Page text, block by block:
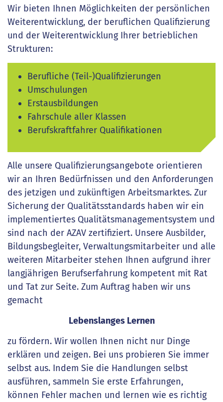
Wir bieten Ihnen Möglichkeiten der persönlichen
Weiterentwicklung, der beruflichen Qualifizierung
und der Weiterentwicklung Ihrer betrieblichen
Strukturen:
Berufliche (Teil-)Qualifizierungen
Umschulungen
Erstausbildungen
Fahrschule aller Klassen
Berufskraftfahrer Qualifikationen
Alle unsere Qualifizierungsangebote orientieren
wir an Ihren Bedürfnissen und den Anforderungen
des jetzigen und zukünftigen Arbeitsmarktes. Zur
Sicherung der Qualitätsstandards haben wir ein
implementiertes Qualitätsmanagementsystem und
sind nach der AZAV zertifiziert. Unsere Ausbilder,
Bildungsbegleiter, Verwaltungsmitarbeiter und alle
weiteren Mitarbeiter stehen Ihnen aufgrund ihrer
langjährigen Berufserfahrung kompetent mit Rat
und Tat zur Seite. Zum Auftrag haben wir uns
gemacht
Lebenslanges Lernen
zu fördern. Wir wollen Ihnen nicht nur Dinge
erklären und zeigen. Bei uns probieren Sie immer
selbst aus. Indem Sie die Handlungen selbst
ausführen, sammeln Sie erste Erfahrungen,
können Fehler machen und lernen wie es richtig